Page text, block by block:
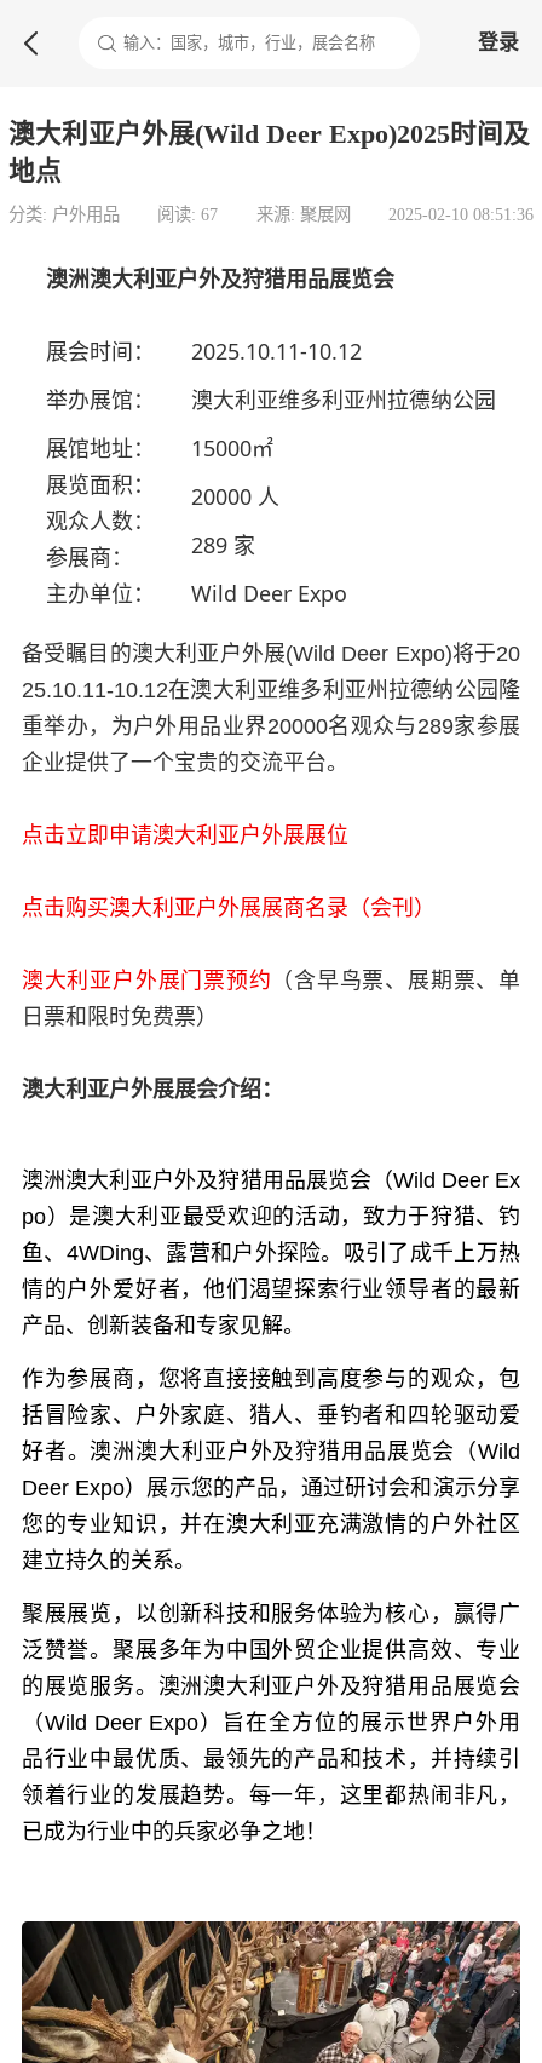
 登录
澳大利亚户外展(Wild Deer Expo)2025时间及
地点
分类: 户外用品 阅读: 67 来源: 聚展网 2025-02-10 08:51:36
澳洲澳大利亚户外及狩猎用品展览会
展会时间：
2025.10.11-10.12
举办展馆：
澳大利亚维多利亚州拉德纳公园
展馆地址：
展览面积：
15000㎡
观众人数：
20000 人
参展商：
289 家
主办单位：
Wild Deer Expo
备受瞩目的澳大利亚户外展(Wild Deer Expo)将于20
25.10.11-10.12在澳大利亚维多利亚州拉德纳公园隆
重举办，为户外用品业界20000名观众与289家参展
企业提供了一个宝贵的交流平台。
点击立即申请澳大利亚户外展展位
点击购买澳大利亚户外展展商名录（会刊）
澳大利亚户外展门票预约 （含早鸟票、展期票、单
日票和限时免费票）
澳大利亚户外展展会介绍：
澳洲澳大利亚户外及狩猎用品展览会（Wild Deer Ex
po）是澳大利亚最受欢迎的活动，致力于狩猎、钓
鱼、4WDing、露营和户外探险。吸引了成千上万热
情的户外爱好者，他们渴望探索行业领导者的最新
产品、创新装备和专家见解。
作为参展商，您将直接接触到高度参与的观众，包
括冒险家、户外家庭、猎人、垂钓者和四轮驱动爱
好者。澳洲澳大利亚户外及狩猎用品展览会（Wild
Deer Expo）展示您的产品，通过研讨会和演示分享
您的专业知识，并在澳大利亚充满激情的户外社区
建立持久的关系。
聚展展览，以创新科技和服务体验为核心，赢得广
泛赞誉。聚展多年为中国外贸企业提供高效、专业
的展览服务。澳洲澳大利亚户外及狩猎用品展览会
（Wild Deer Expo）旨在全方位的展示世界户外用
品行业中最优质、最领先的产品和技术，并持续引
领着行业的发展趋势。每一年，这里都热闹非凡，
已成为行业中的兵家必争之地！